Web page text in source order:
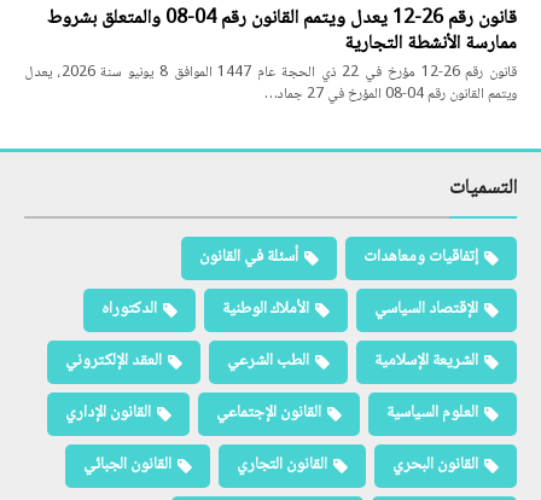
قانون رقم 26-12 يعدل ويتمم القانون رقم 04-08 والمتعلق بشروط
ممارسة الأنشطة التجارية
قانون رقم 26-12 مؤرخ في 22 ذي الحجة عام 1447 الموافق 8 يونيو سنة 2026، يعدل
ويتمم القانون رقم 04-08 المؤرخ في 27 جماد…
التسميات
إتفاقيات ومعاهدات
أسئلة في القانون
الإقتصاد السياسي
الأملاك الوطنية
الدكتوراه
الشريعة الإسلامية
الطب الشرعي
العقد الإلكتروني
العلوم السياسية
القانون الإجتماعي
القانون الإداري
القانون البحري
القانون التجاري
القانون الجبائي